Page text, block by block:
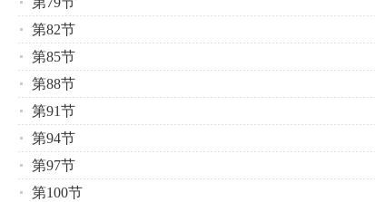
第82节
第85节
第88节
第91节
第94节
第97节
第100节